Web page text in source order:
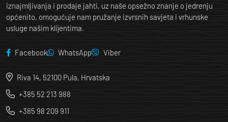
iznajmljivanja i prodaje jahti, uz naše opsežno znanje o jedrenju
općenito, omogućuje nam pružanje izvrsnih savjeta i vrhunske
usluge našim klijentima.
Facebook WhatsApp Viber
Riva 14, 52100 Pula, Hrvatska
+385 52 213 988
+385 98 209 911